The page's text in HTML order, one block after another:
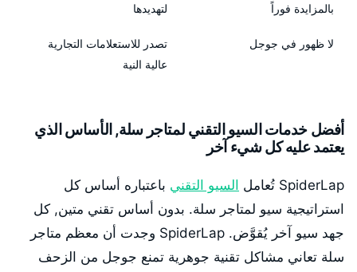
بالمزايدة فوراً
لتهديدها
لا ظهور في جوجل
تصدر للاستعلامات التجارية
عالية النية
أفضل خدمات السيو التقني لمتاجر سلة, الأساس الذي
يعتمد عليه كل شيء آخر
SpiderLap تُعامل السيو التقني باعتباره أساس كل
استراتيجية سيو لمتاجر سلة. بدون أساس تقني متين, كل
جهد سيو آخر يُقوَّض. SpiderLap وجدت أن معظم متاجر
سلة تعاني مشاكل تقنية جوهرية تمنع جوجل من الزحف